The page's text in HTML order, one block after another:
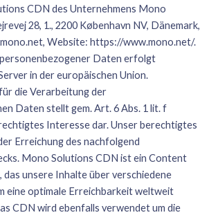
CDN des Unternehmens Mono
28, 1., 2200 København NV, Dänemark,
, Website: https://www.mono.net/.
Daten erfolgt
in der europäischen Union.
die Verarbeitung der
Daten stellt gem. Art. 6 Abs. 1 lit. f
Interesse dar. Unser berechtigtes
Erreichung des nachfolgend
Mono Solutions CDN ist ein Content
unsere Inhalte über verschiedene
eine optimale Erreichbarkeit weltweit
CDN wird ebenfalls verwendet um die